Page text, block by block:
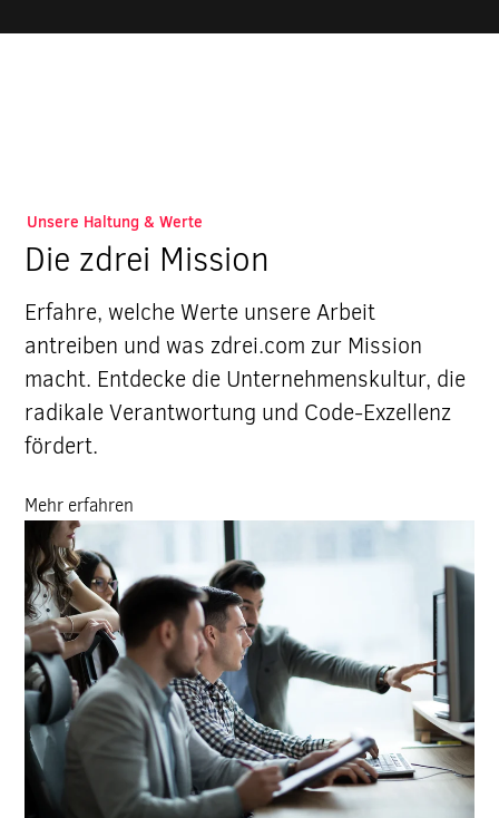
Unsere Haltung & Werte
Die zdrei Mission
Erfahre, welche Werte unsere Arbeit
antreiben und was zdrei.com zur Mission
macht. Entdecke die Unternehmenskultur, die
radikale Verantwortung und Code-Exzellenz
fördert.
Mehr erfahren